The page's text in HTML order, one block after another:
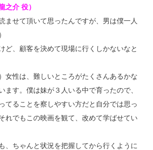
之介 役）
ませて頂いて思ったんですが、男は僕一人
ど、顧客を決めて現場に行くしかないなと
女性は、難しいところがたくさんあるかな
ます。僕は妹が３人いる中で育ったので、
てることを察しやすい方だと自分では思っ
れでもこの映画を観て、改めて学ばせてい
、ちゃんと状況を把握してから行くように